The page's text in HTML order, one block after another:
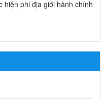
hiện phi địa giới hành chính
luật năm 2025 của ngành
Cát
năm 2025 của ngành